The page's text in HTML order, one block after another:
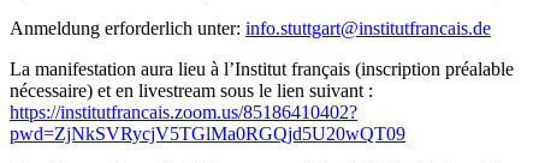
Anmeldung erforderlich unter: info.stuttgart@institutfrancais.de
La manifestation aura lieu à l’Institut français (inscription préalable
nécessaire) et en livestream sous le lien suivant :
https://institutfrancais.zoom.us/85186410402?
pwd=ZjNkSVRycjV5TGlMa0RGQjd5U20wQT09